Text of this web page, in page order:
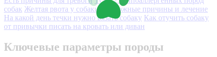
собак Желтая рвота у собаки: возможные причины и лечение
На какой день течки нужно вязать собаку Как отучить собаку
от привычки писать на кровать или диван
Ключевые параметры породы